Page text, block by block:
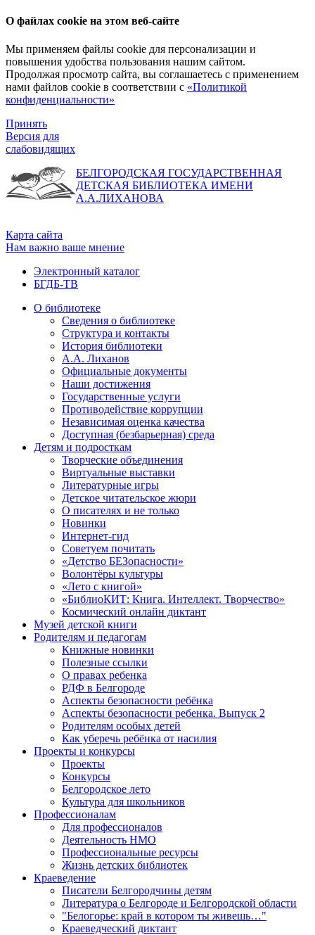
О файлах cookie на этом веб-сайте
Мы применяем файлы cookie для персонализации и
повышения удобства пользования нашим сайтом.
Продолжая просмотр сайта, вы соглашаетесь с применением
нами файлов cookie в соответствии с «Политикой
конфиденциальности»
Принять
Версия для
слабовидящих
БЕЛГОРОДСКАЯ ГОСУДАРСТВЕННАЯ
ДЕТСКАЯ БИБЛИОТЕКА ИМЕНИ
А.А.ЛИХАНОВА
Карта сайта
Нам важно ваше мнение
Электронный каталог
БГДБ-ТВ
О библиотеке
Сведения о библиотеке
Структура и контакты
История библиотеки
А.А. Лиханов
Официальные документы
Наши достижения
Государственные услуги
Противодействие коррупции
Независимая оценка качества
Доступная (безбарьерная) среда
Детям и подросткам
Творческие объединения
Виртуальные выставки
Литературные игры
Детское читательское жюри
О писателях и не только
Новинки
Интернет-гид
Советуем почитать
«Детство БЕЗопасности»
Волонтёры культуры
«Лето с книгой»
«БиблиоКИТ: Книга. Интеллект. Творчество»
Космический онлайн диктант
Музей детской книги
Родителям и педагогам
Книжные новинки
Полезные ссылки
О правах ребенка
РДФ в Белгороде
Аспекты безопасности ребёнка
Аспекты безопасности ребенка. Выпуск 2
Родителям особых детей
Как уберечь ребёнка от насилия
Проекты и конкурсы
Проекты
Конкурсы
Белгородское лето
Культура для школьников
Профессионалам
Для профессионалов
Деятельность НМО
Профессиональные ресурсы
Жизнь детских библиотек
Краеведение
Писатели Белгородчины детям
Литература о Белгороде и Белгородской области
"Белогорье: край в котором ты живешь…"
Краеведческий диктант